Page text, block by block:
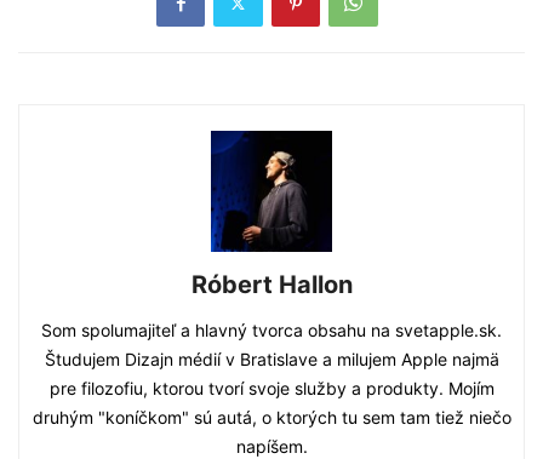
Róbert Hallon
Som spolumajiteľ a hlavný tvorca obsahu na svetapple.sk.
Študujem Dizajn médií v Bratislave a milujem Apple najmä
pre filozofiu, ktorou tvorí svoje služby a produkty. Mojím
druhým "koníčkom" sú autá, o ktorých tu sem tam tiež niečo
napíšem.